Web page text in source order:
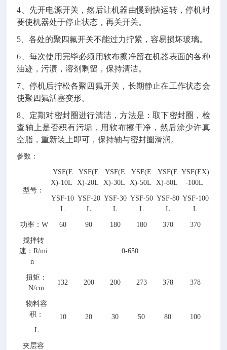
4、先开电源开关，然后让机器由慢到快运转，停机时
要使机器处于停止状态，再关开关。
5、各处的聚四氟开关不能过力拧紧，容易损坏玻璃。
6、每次使用完毕必须用软布擦净留在机器表面的各种
油迹，污渍，溶剂剩留，保持清洁。
7、停机后拧松各聚四氟开关，长期静止在工作状态会
使聚四氟活塞变形。
8、定期对密封圈进行清洁，方法是：取下密封圈，检
查轴上是否积有污垢，用软布擦干净，然后涂少许真
空脂，重新装上即可，保持轴与密封圈滑润。
参数：
型号：
YSF(E
X)-10L
YSF(E
X)-20L
YSF(E
X)-30L
YSF(E
X)-50L
YSF(E
X)-80L
YSF(EX)
-100L
YSF-10
L
YSF-20
L
YSF-30
L
YSF-50
L
YSF-80
L
YSF-100
L
功率：W 60 90 180 180 370 370
搅拌转
速：R/mi
n
0-650
扭矩：
N/cm
132 200 200 273 378 378
物料容
积：
L
10 20 30 50 80 100
夹层容